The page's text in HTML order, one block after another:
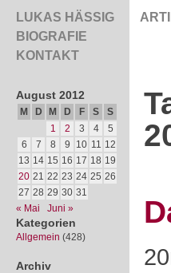
LUKAS HÄSSIG
BIOGRAFIE
KONTAKT
August 2012
M D M D F S
S
1
2 3 4
5
6
7 8 9 10 11 12
13 14 15 16 17 18 19
20 21 22 23 24 25 26
27 28 29 30 31
« Mai
Juni »
Kategorien
Allgemein (428)
Archiv